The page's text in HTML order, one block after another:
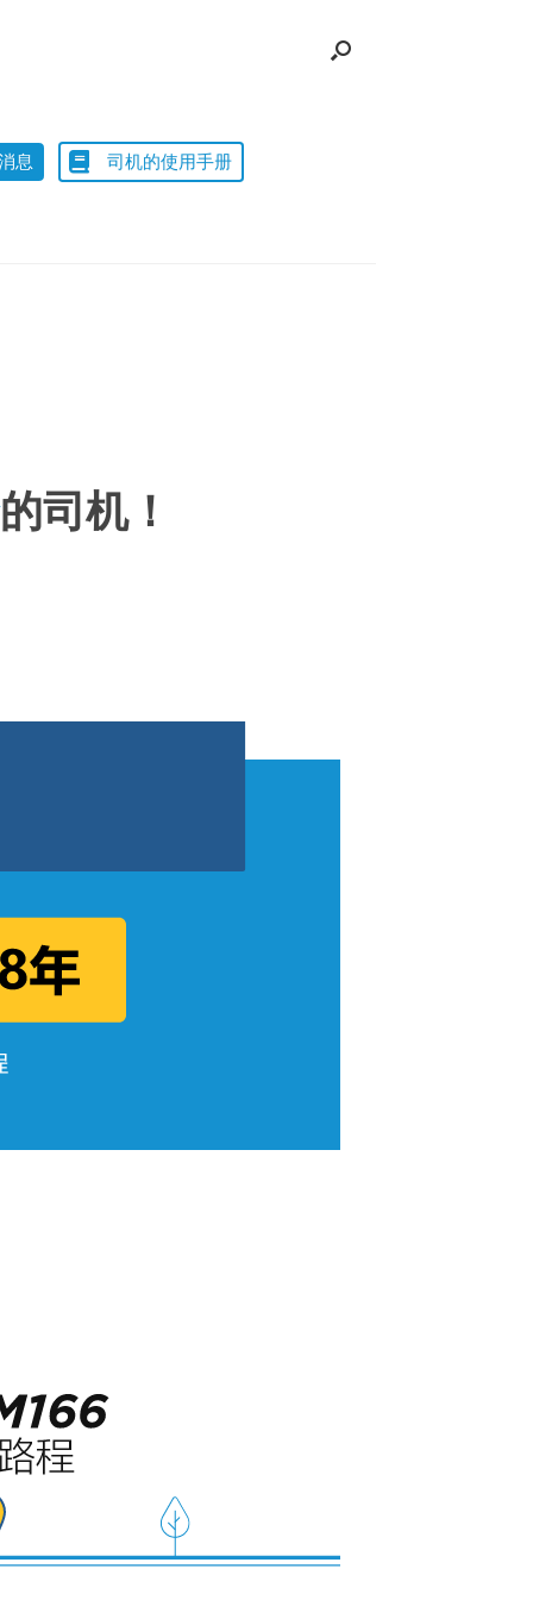
息 司机的使用手册
的司机！